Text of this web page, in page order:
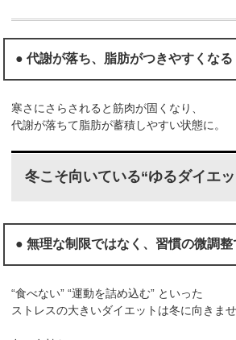
● 代謝が落ち、脂肪がつきやすくなる
寒さにさらされると筋肉が固くなり、
代謝が落ちて脂肪が蓄積しやすい状態に。
冬こそ向いている“ゆるダイエ
● 無理な制限ではなく、習慣の微調
“食べない” “運動を詰め込む” といった
ストレスの大きいダイエットは冬に向きませ